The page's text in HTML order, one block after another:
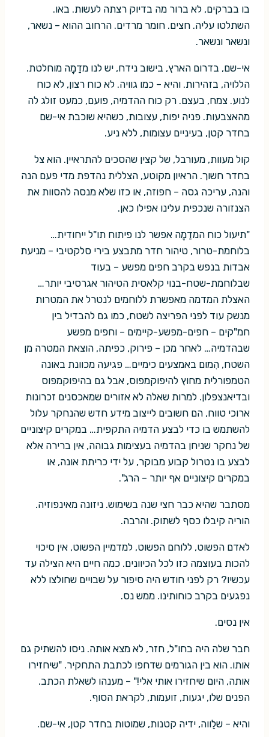
בו בברקים, לא ברור מה בדיוק רצתה לעשות. באו.
השתלטו עליה. חצים. חומר מרדים. הרחוב ההוא – נשאר,
ונשאר ונשאר.
אי-שם, בדרום הארץ, בישוב נידח, יש לנו מדַמָה מוחלטת.
הללויה, בזהירות. והיא – כמו גוויה. לא כוח רצון, לא כוח
לנוע. צמח, בעצם. רק כוח ההדמיה, פועם, כמעט זולג לה
מהאצבעות. פניה יפות, עצובות, כשהיא שוכבת אי-שם
בחדר קטן, בעיניים עצומות, ללא ניע.
קול מעוות, מעורבל, של קצין שהסכים להתראיין. הוא צל
בחדר חשוך. הראיון מקוטע, הצללית נהדפת מדי פעם הנה
והנה, עריכה גסה – חפוזה, או כזו שלא מנסה להסוות את
הצנזורה שנכפית עלינו אפילו כאן.
"תיעול כוח המדַמָה אפשר לנו פיתוח תו"ל ייחודית…
בלוחמת-טרור, טיהור חדר מתבצע בירי סלקטיבי – מניעת
אבדות בנפש בקרב חפים מפשע – בעוד
שבלוחמת-שטח-בנוי קלאסית הטיהור אגרסיבי יותר…
האצלת המדמה מאפשרת ללוחמים לנטרל את המטרות
מנשק עוד לפני הפריצה לשטח, כמו גם להבדיל בין
חמ"קים – חפים-מפשע-קיימים – וחפים מפשע
שבהדמיה… לאחר מכן – פירוק, כפיתה, הוצאת המטרה מן
השטח, הִמום באמצעים כימיים… פגיעה מכוונת באונה
הטמפורלית מחוץ להיפוקמפוס, אבל גם בהיפוקמפוס
ובדיאנצפלון. למרות שאלה לא אזורים שמאכסנים זכרונות
ארוכי טווח, הם חשובים לייצוב מידע חדש שהנחקר עלול
להשתמש בו כדי לבצע הדמיה התקפית… במקרים קיצוניים
של נחקר שניחן בהדמיה בעצימות גבוהה, אין ברירה אלא
לבצע בו נטרול קבוע מבוקר, על ידי כריתת אונה, או
במקרים קיצוניים אף יותר – הרג".
מסתבר שהיא כבר חצי שנה בשימוש. ניזונה מאינפוזיה.
הוריה קיבלו כסף לשתוק. והרבה.
לאדם הפשוט, ללוחם הפשוט, למדמיין הפשוט, אין סיכוי
להכות בעוצמה כזו לכל הכיוונים. כמה חיים היא הצילה עד
עכשיו? רק לפני חודש היה סיפור על שבויים שחולצו ללא
נפגעים בקרב כוחותינו. ממש נס.
אין נסים.
חבר שלה היה בחו"ל, חזר, לא מצא אותה. ניסו להשתיק גם
אותו. הוא בין הגורמים שדחפו לכתבת התחקיר. "שיחזירו
אותה, היום שיחזירו אותי אלי!" – מענהו לשאלת הכתב.
הפנים שלו, יגעות, זועמות, לקראת הסוף.
והיא – שלֵווה, ידיה קטנות, שמוטות בחדר קטן, אי-שם.